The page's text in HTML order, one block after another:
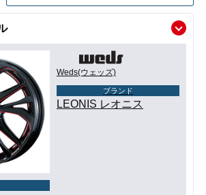
Weds(ウェッズ)
ブランド
LEONIS レオニス